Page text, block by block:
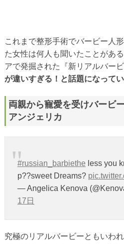
これまで整形手術でバービー人
た女性は何人も聞いたことがあ
アで発掘された『新リアルバー
が違いすぎる！と話題になって
両親から寵愛を受けバービ
アンジェリカ
#russian_barbiethe less you
p??sweet Dreams?
— Angelica Kenova
17日
究極のリアルバービーともいわ